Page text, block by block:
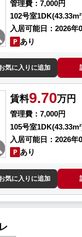
管理費
7,000円
102号室
入居可能日
2026年
あり
気に入りに追加
賃料9.70万円
管理費
7,000円
105号室
入居可能日
2026年
あり
気に入りに追加